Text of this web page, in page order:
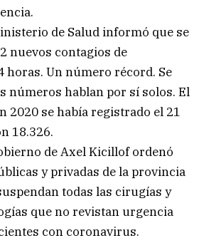
de Salud informó que se
nuevos contagios de
horas. Un número récord. Se
números hablan por sí solos. El
2020 se había registrado el 21
18.326.
de Axel Kicillof ordenó
y privadas de la provincia
todas las cirugías y
que no revistan urgencia
con coronavirus.